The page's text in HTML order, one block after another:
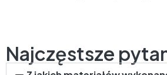
Najczęstsze